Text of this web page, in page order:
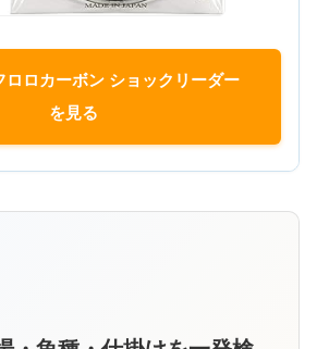
ロカーボン ショックリーダー
を見る